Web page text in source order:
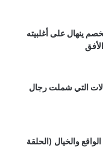
ينهال على أغلبيته
التي شملت رجال
والخيال (الحلقة